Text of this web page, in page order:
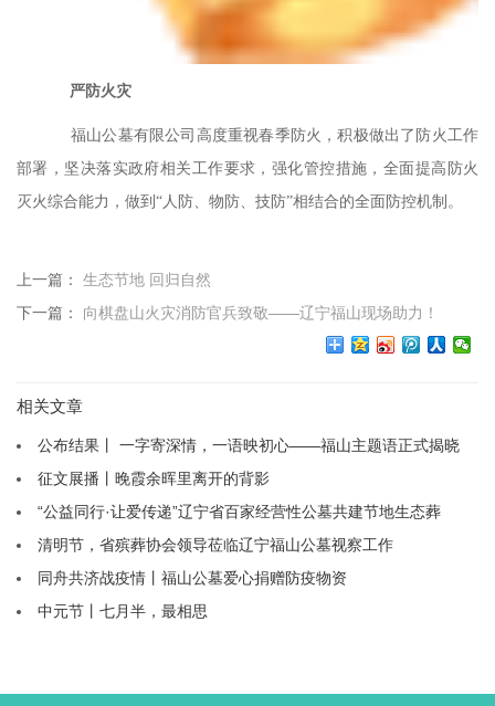
严防火灾
福山公墓有限公司高度重视春季防火，积极做出了防火工作
部署，坚决落实政府相关工作要求，强化管控措施，全面提高防火
灭火综合能力，做到 “人防、物防、技防”相结合的全面防控机制。
上一篇： 生态节地 回归自然
下一篇： 向棋盘山火灾消防官兵致敬——辽宁福山现场助力！
相关文章
公布结果丨 一字寄深情，一语映初心——福山主题语正式揭晓
征文展播丨晚霞余晖里离开的背影
“公益同行·让爱传递”辽宁省百家经营性公墓共建节地生态葬
清明节，省殡葬协会领导莅临辽宁福山公墓视察工作
同舟共济战疫情丨福山公墓爱心捐赠防疫物资
中元节丨七月半，最相思